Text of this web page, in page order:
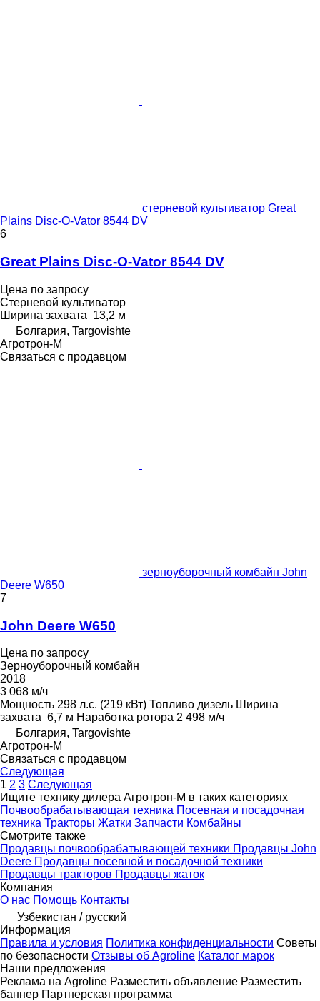
стерневой культиватор Great
Plains Disc-O-Vator 8544 DV
6
Great Plains Disc-O-Vator 8544 DV
Цена по запросу
Стерневой культиватор
Ширина захвата 13,2 м
Болгария, Targovishte
Агротрон-М
Связаться с продавцом
зерноуборочный комбайн John
Deere W650
7
John Deere W650
Цена по запросу
Зерноуборочный комбайн
2018
3 068 м/ч
Мощность 298 л.с. (219 кВт) Топливо дизель Ширина
захвата 6,7 м Наработка ротора 2 498 м/ч
Болгария, Targovishte
Агротрон-М
Связаться с продавцом
Следующая
1 2 3 Следующая
Ищите технику дилера Агротрон-М в таких категориях
Почвообрабатывающая техника Посевная и посадочная
техника Тракторы Жатки Запчасти Комбайны
Смотрите также
Продавцы почвообрабатывающей техники Продавцы John
Deere Продавцы посевной и посадочной техники
Продавцы тракторов Продавцы жаток
Компания
О нас Помощь Контакты
Узбекистан / русский
Информация
Правила и условия Политика конфиденциальности Советы
по безопасности Отзывы об Agroline Каталог марок
Наши предложения
Реклама на Agroline Разместить объявление Разместить
баннер Партнерская программа